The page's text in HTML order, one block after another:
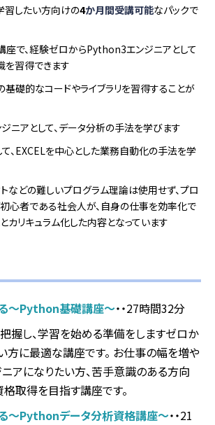
習したい方向けの4か月間受講可能なパックで
座で、経験ゼロからPython3エンジニアとして
を習得できます
礎的なコードやライブラリを習得することが
ニアとして、データ分析の手法を学びます
て、EXCELを中心とした業務自動化の手法を学
などの難しいプログラム理論は使用せず、プロ
初心者である社会人が、自身の仕事を効率化で
カリキュラム化した内容となっています
～Python基礎講座～・・27時間32分
握し、学習を始める準備をしますゼロか
方に最適な講座です。 お仕事の幅を増や
ニアになりたい方、苦手意識のある方向
取得を目指す講座です。
～Pythonデータ分析資格講座～・・21